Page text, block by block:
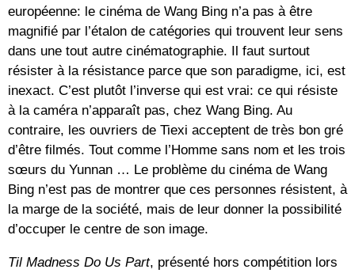
européenne: le cinéma de Wang Bing n’a pas à être
magnifié par l’étalon de catégories qui trouvent leur sens
dans une tout autre cinématographie. Il faut surtout
résister à la résistance parce que son paradigme, ici, est
inexact. C’est plutôt l’inverse qui est vrai: ce qui résiste
à la caméra n’apparaît pas, chez Wang Bing. Au
contraire, les ouvriers de Tiexi acceptent de très bon gré
d’être filmés. Tout comme l’Homme sans nom et les trois
sœurs du Yunnan … Le problème du cinéma de Wang
Bing n’est pas de montrer que ces personnes résistent, à
la marge de la société, mais de leur donner la possibilité
d’occuper le centre de son image.
Til Madness Do Us Part, présenté hors compétition lors